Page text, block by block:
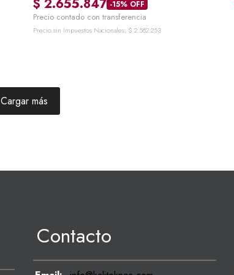
Precio sin Impuestos Nacionales: $ 2.582.253
$ 2.655.847 -15% OFF
Precio contado con transferencia
Cargar más
Contacto